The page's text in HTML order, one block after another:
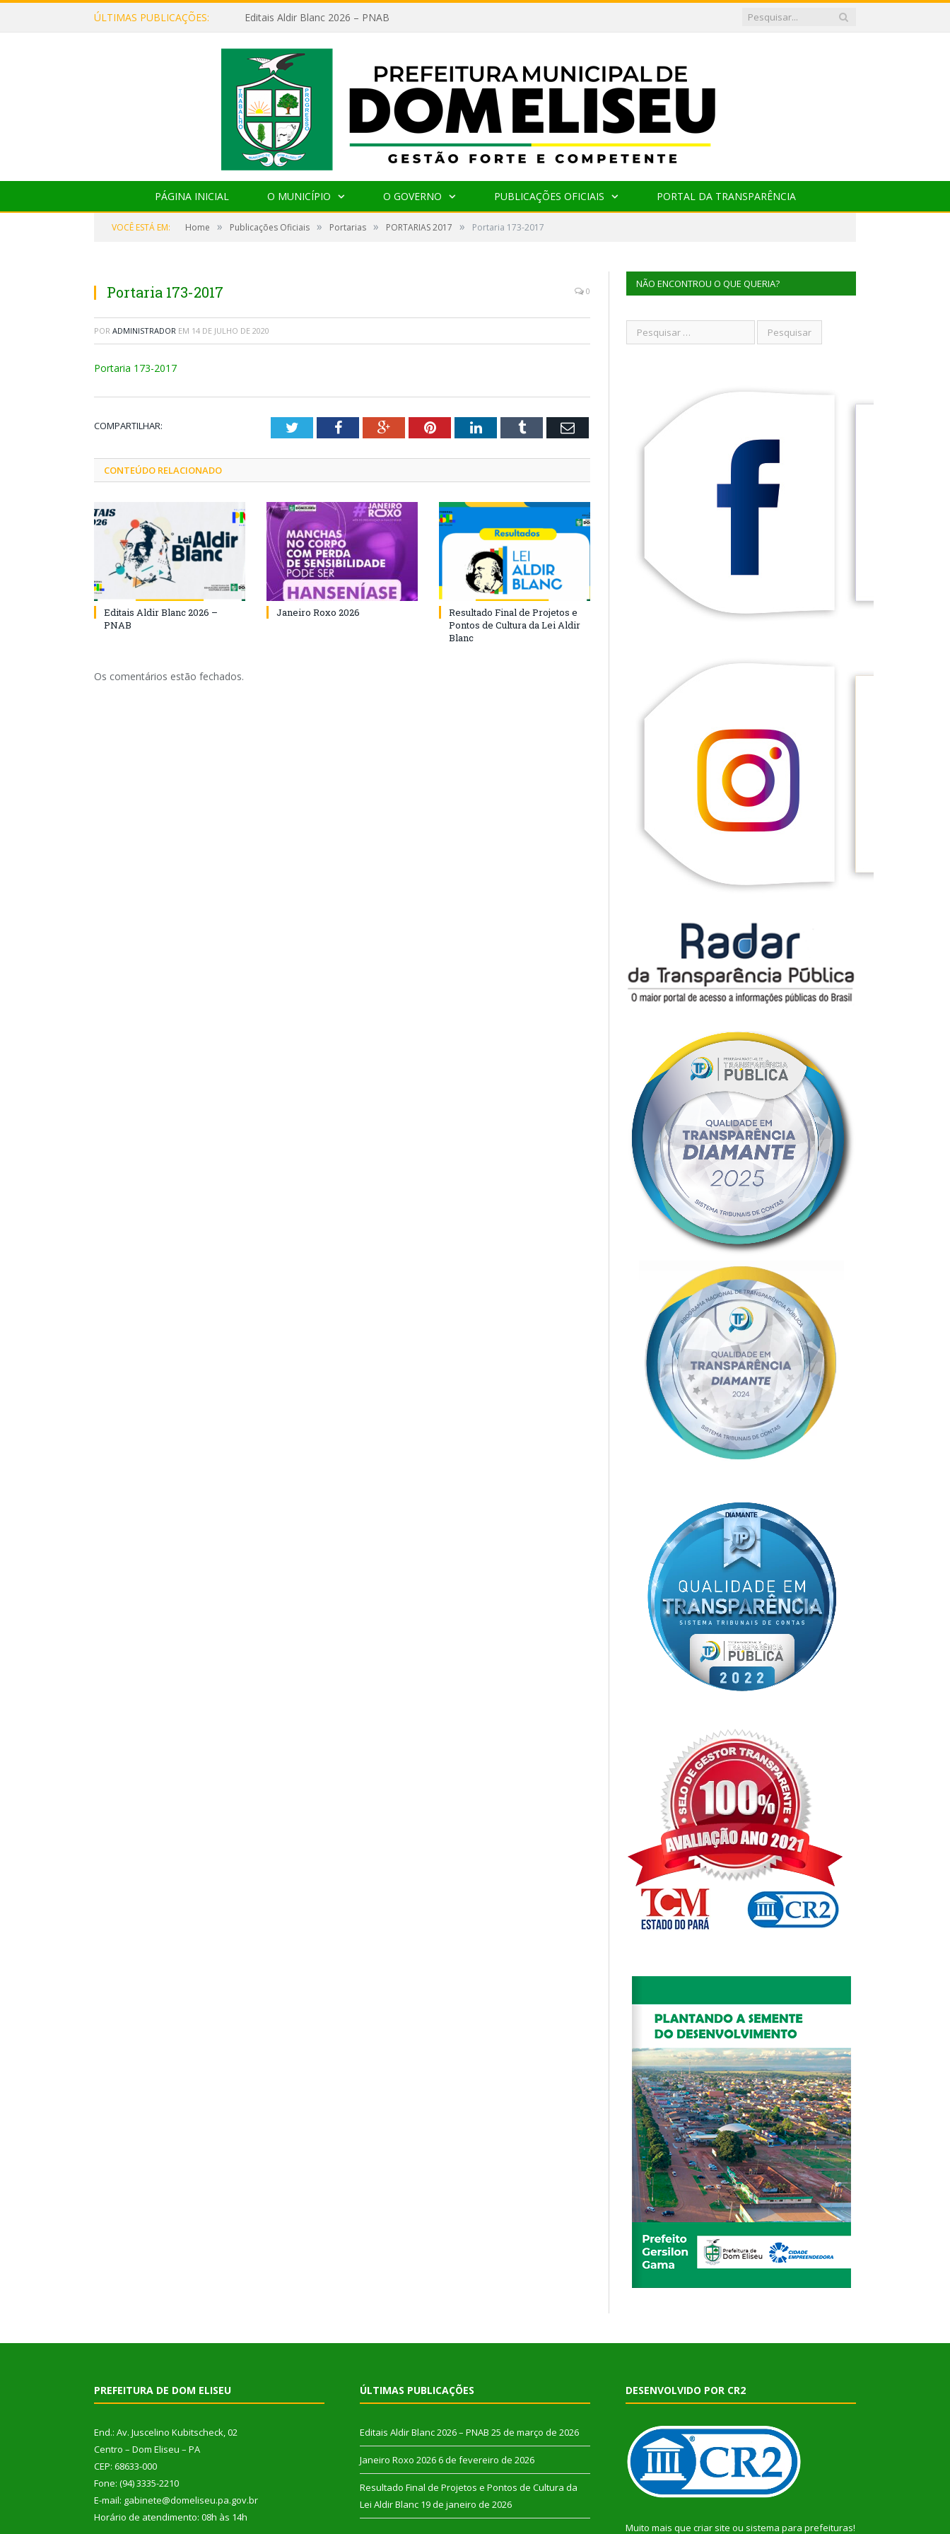
ÚLTIMAS PUBLICAÇÕES: Editais Aldir Blanc 2026 – PNAB
PÁGINA INICIAL O MUNICÍPIO O GOVERNO PUBLICAÇÕES OFICIAIS PORTAL DA TRANSPARÊNCIA
VOCÊ ESTÁ EM: Home » Publicações Oficiais » Portarias » PORTARIAS 2017 » Portaria 173-2017
Portaria 173-2017 0
POR ADMINISTRADOR EM 14 DE JULHO DE 2020
Portaria 173-2017
COMPARTILHAR: TwitterFacebookGoogle+PinterestLinkedInTumblr Email
CONTEÚDO RELACIONADO
Editais Aldir Blanc 2026 –
PNAB
Janeiro Roxo 2026
Resultado Final de Projetos e
Pontos de Cultura da Lei Aldir
Blanc
Os comentários estão fechados.
NÃO ENCONTROU O QUE QUERIA?
PREFEITURA DE DOM ELISEU
End.: Av. Juscelino Kubitscheck, 02
Centro – Dom Eliseu – PA
CEP: 68633-000
Fone: (94) 3335-2210
E-mail: gabinete@domeliseu.pa.gov.br
Horário de atendimento: 08h às 14h
ÚLTIMAS PUBLICAÇÕES
Editais Aldir Blanc 2026 – PNAB 25 de março de 2026
Janeiro Roxo 2026 6 de fevereiro de 2026
Resultado Final de Projetos e Pontos de Cultura da
Lei Aldir Blanc 19 de janeiro de 2026
DESENVOLVIDO POR CR2
Muito mais que criar site ou sistema para prefeituras!